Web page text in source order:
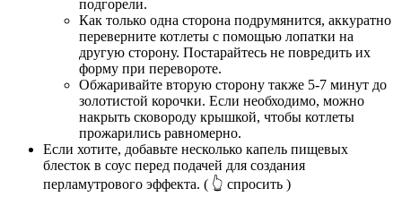
подгорели.
Как только одна сторона подрумянится, аккуратно
переверните котлеты с помощью лопатки на
другую сторону. Постарайтесь не повредить их
форму при перевороте.
Обжаривайте вторую сторону также 5-7 минут до
золотистой корочки. Если необходимо, можно
накрыть сковороду крышкой, чтобы котлеты
прожарились равномерно.
Если хотите, добавьте несколько капель пищевых
блесток в соус перед подачей для создания
перламутрового эффекта. ( 👆 спросить )